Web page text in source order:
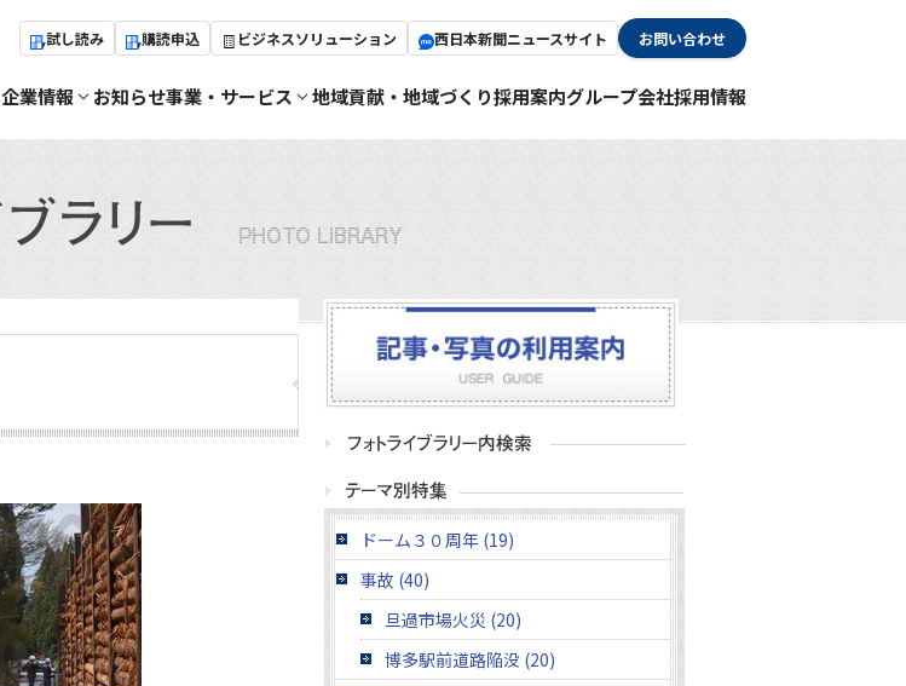
試し読み 購読申込 ビジネスソリューション 西日本新聞ニュースサイト お問い合わせ
企業情報 お知らせ事業・サービス 地域貢献・地域づくり採用案内グループ会社採用情報
ドーム３０周年 (19)
事故 (40)
旦過市場火災 (20)
博多駅前道路陥没 (20)